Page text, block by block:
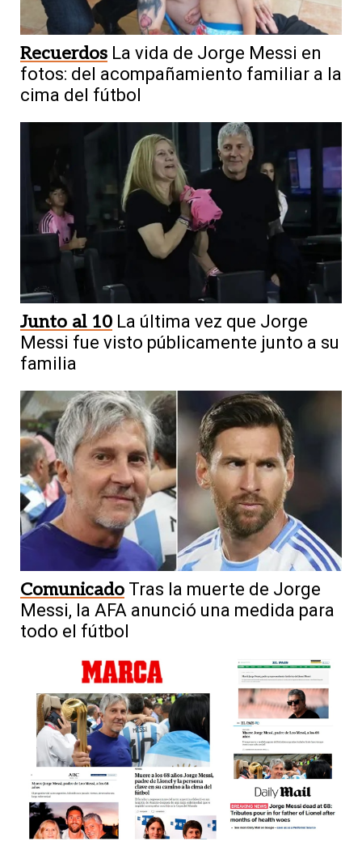
Recuerdos La vida de Jorge Messi en
fotos: del acompañamiento familiar a la
cima del fútbol
Junto al 10 La última vez que Jorge
Messi fue visto públicamente junto a su
familia
Comunicado Tras la muerte de Jorge
Messi, la AFA anunció una medida para
todo el fútbol